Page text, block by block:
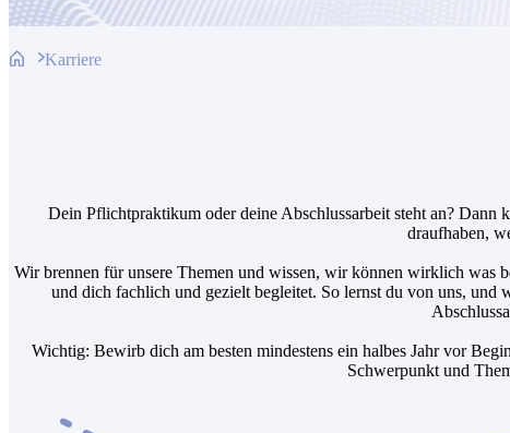
Karriere
Dein Pflichtpraktikum oder deine Abschlussarbeit steht an? Dann
draufhaben,
Wir brennen für unsere Themen und wissen, wir können wirklich was
und dich fachlich und gezielt begleitet. So lernst du von uns,
Wichtig: Bewirb dich am besten mindestens ein halbes Jahr vor
Schwerpunkt und